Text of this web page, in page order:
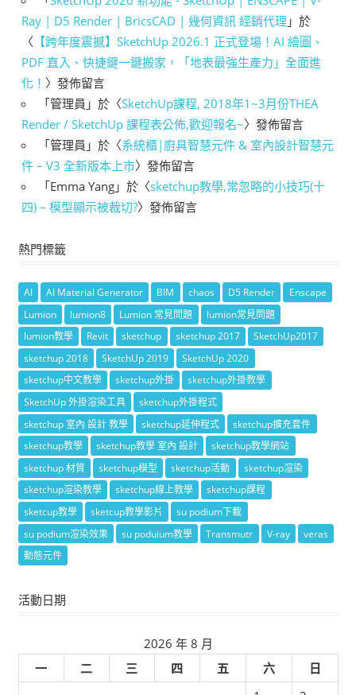
Ray | D5 Render | BricsCAD | 幾何資訊 經銷代理 」於
〈 【跨年度震撼】SketchUp 2026.1 正式登場！AI 繪圖、
PDF 直入、快捷鍵一鍵搬家，「地表最強生產力」全面進
化！ 〉發佈留言
「管理員 」於〈SketchUp課程, 2018年1~3月份THEA
Render / SketchUp 課程表公佈,歡迎報名~〉發佈留言
「管理員 」於〈系統櫃|廚具智慧元件 & 室內設計智慧元
件 – V3 全新版本上市〉發佈留言
「Emma Yang 」於〈sketchup教學,常忽略的小技巧(十
四) – 模型顯示被裁切?〉發佈留言
熱門標籤
AI AI Material Generator BIM chaos D5 Render
Enscape
Lumion
lumion8 Lumion 常見問題
lumion常見問題
lumion教學
Revit sketchup sketchup 2017
SketchUp2017
sketchup 2018
SketchUp 2019
SketchUp 2020
sketchup中文教學
sketchup外掛
sketchup外掛教學
SketchUp 外掛渲染工具
sketchup外掛程式
sketchup 室內 設計 教學
sketchup延伸程式
sketchup擴充套件
sketchup教學
sketchup教學 室內 設計
sketchup教學網站
sketchup 材質
sketchup模型 sketchup活動
sketchup渲染
sketchup渲染教學
sketchup線上教學
sketchup課程
sketcup教學
sketcup教學影片
su podium下載
su podium渲染效果
su poduium教學 Transmutr V-ray
veras
動態元件
活動日期
2026 年 8 月
一
二 三 四 五 六
日